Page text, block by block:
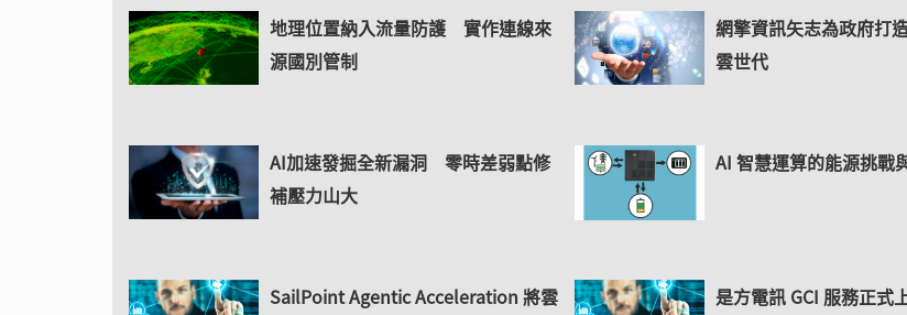
地理位置納入流量防護 實作連線來
源國別管制
AI加速發掘全新漏洞 零時差弱點修
補壓力山大
SailPoint Agentic Acceleration 將雲
網擎資訊矢志為政府打
雲世代
AI 智慧運算的能源挑戰
是方電訊 GCI 服務正式